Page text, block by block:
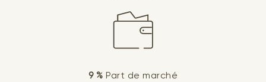
9 % Part de marché